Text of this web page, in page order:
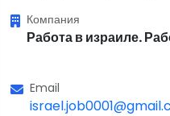
Компания
Работа в израиле.
Email